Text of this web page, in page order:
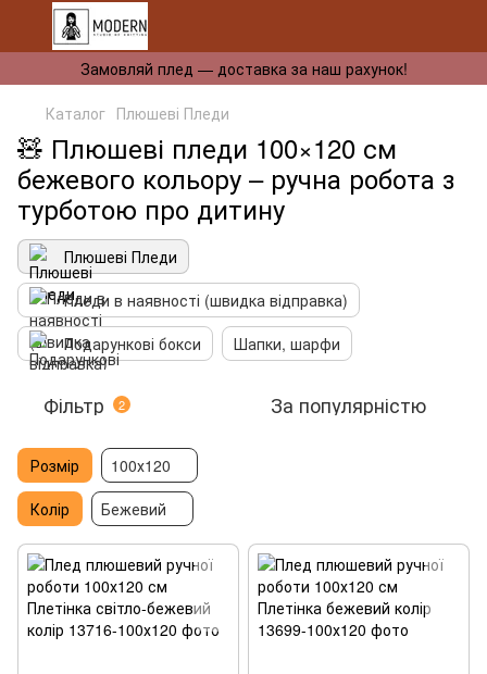
Замовляй плед — доставка за наш рахунок!
Каталог Плюшеві Пледи
🧸 Плюшеві пледи 100×120 см
бежевого кольору – ручна робота з
турботою про дитину
Плюшеві Пледи
Пледи в наявності (швидка відправка)
Подарункові бокси
Шапки, шарфи
Фільтр 2 За популярністю
Розмір
100х120
Колір
Бежевий